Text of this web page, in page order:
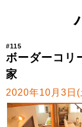
#115
ボーダーコリ
家
2020年10月3日(